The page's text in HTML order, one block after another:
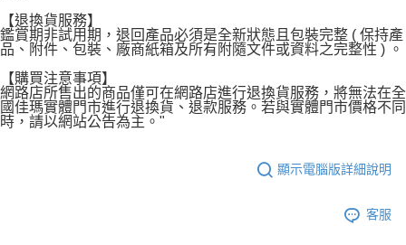
【退換貨服務】
鑑賞期非試用期，退回產品必須是全新狀態且包裝完整 ( 保持產
品、附件、包裝、廠商紙箱及所有附隨文件或資料之完整性 ) 。
【購買注意事項】
網路店所售出的商品僅可在網路店進行退換貨服務，將無法在全
國佳瑪實體門市進行退換貨、退款服務。若與實體門市價格不同
時，請以網站公告為主。"
顯示電腦版詳細說明
客服